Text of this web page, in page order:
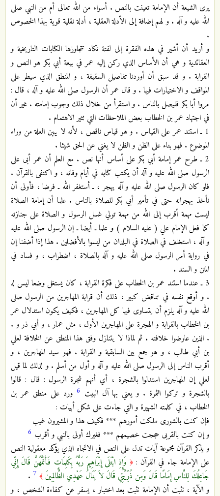
يرى الشيعة أن الإمامة تعينت بالنص . أسواء من الله تعالى أم من النبي صلى
الله عليه و آله . و لهم إضافة إلى الأدلة العقلية ، أدلة نقلية قوية بهذا الخصوص
.
و أريد أن أشير في هذه الفقرة إلى لفتة تكاد تتجاوزها الكتابات التاريخية و
العقائدية و هي أن الأساس الذي ركن إليه عمر في بيعة أبي بكر هو النص و
القرابة . و قد سبق أن أوردنا تفاصيل السقيفة ، و المنطق الذي سيطر على
المواقف و الاختيارات فيها . و قال عمر أن الرسول صلى الله عليه و آله ، قال :
مروا أبا بكر فليصل بالناس . و استقرأ من خلال ذلك وجوب إمامته . غير أن
في اجتهاد عمر بن الخطاب بعض الملاحظات التي تثير الاهتمام .
1 ـ استند عمر على القياس . و هو قياس ناقص ، لأنه لا يبين العلة من وراء
الموضوع . فهو بناء على الظن و الظن لا يغني عن الحق شيئا .
2 ـ طرح عمر إمامة أبي بكر على أساس أنها نص . مع العلم أن عمر أبى على
الرسول صلى الله عليه و آله أن يكتب كتابه في أيام وفاته ، و اكتفى بالقرآن .
فلو كان الرسول صلى الله عليه و آله يهجر ، ـ أستغفر الله ـ فرضا ، فأولى أن
نأخذ بهجرانه حتى في تأمير أبي بكر للصلاة بالناس . علما أن إمامة الصلاة
ليست مهمة أقرب إلى الله من مهمة تولي غسل الرسول و الصلاة على جنازته
كما فعل الإمام علي ( عليه السلام ) و علما ـ أيضا ـ إن الرسول صلى الله عليه
و آله ، استخلف في الصلاة في البلدان من ليسوا بالأفضلين . هذا إذا أضفنا إن
في رواية أمر الرسول صلى الله عليه و آله بالصلاة ، اضطراب ، و فساد في
المتن و السند .
3 ـ عندما استند عمر بن الخطاب على فكرة القرابة ، كان يستغل وضعا ليس له
. و أوقع نفسه في تناقض كبير ، ذلك أن قرابة المهاجرين من الرسول صلى
الله عليه و آله يلزم أن يتساوى فيها كل المهاجرين ، فكيف يكون استدلال عمر
بن الخطاب بالقرابة و الهجرة على المهاجرين الأول ، مثل عمار ، و أبي ذر و .
. الذين عارضوا خلافته . ثم لماذا لا يتنازل وفق هذا المنطق عن الخلافة لعلي
بن أبي طالب ، و هو جمع بين السابقية و القرابة . فهو سيد المهاجرين ، و
أقرب الناس إلى الرسول صلى الله عليه و آله و أول من أسلم . و لذلك لما قيل
لعلي إن المهاجرين استدلوا بالشجرة ، أي أنهم شجرة الرسول : قال : قالوا
بالشجرة و تركوا الثمرة . و يعني بها آل البيت 6 ورد على منطق عمر بن
الخطاب ، في كلمته الشهيرة و التي جاءت على شكل أبيات :
فإن كنت بالشورى ملكت أمورهم *** فكيف هذا و المشيرون غيب
و إن كنت بالقربى حججت خصيمهم *** فغيرك أولى بالنبي و أقرب 6
و يذكر القرآن مجموعة آيات تدل على النص في الاتجاه الذي يؤكد معقولية النص
على الإمامة جاء في القرآن :﴿ وَإِذِ ابْتَلَى إِبْرَاهِيمَ رَبُّهُ بِكَلِمَاتٍ فَأَتَمَّهُنَّ قَالَ إِنِّي
جَاعِلُكَ لِلنَّاسِ إِمَامًا قَالَ وَمِن ذُرِّيَّتِي قَالَ لاَ يَنَالُ عَهْدِي الظَّالِمِينَ ﴾ 7
.
و الآية ، تثبت أن الإمامة تثبت بعد اختبار ، يسفر عن كفاءة الشخص ، و